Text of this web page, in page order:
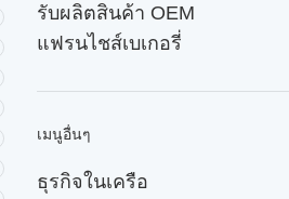
รับผลิตสินค้า OEM
แฟรนไชส์เบเกอรี่
เมนูอื่นๆ
ธุรกิจในเครือ